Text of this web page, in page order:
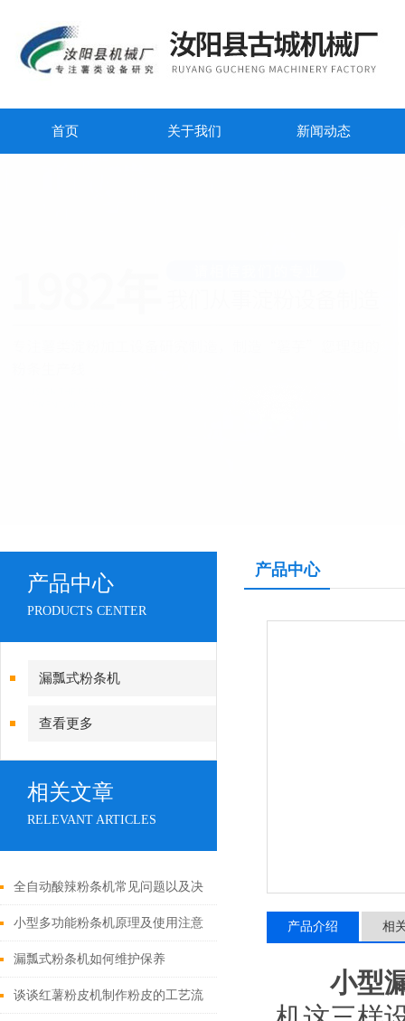
首页 关于我们 新闻动态
产品中心
PRODUCTS CENTER
漏瓢式粉条机
查看更多
相关文章
RELEVANT ARTICLES
全自动酸辣粉条机常见问题以及决
绝方法
小型多功能粉条机原理及使用注意
事项
漏瓢式粉条机如何维护保养
谈谈红薯粉皮机制作粉皮的工艺流
产品中心
产品介绍 相
小型